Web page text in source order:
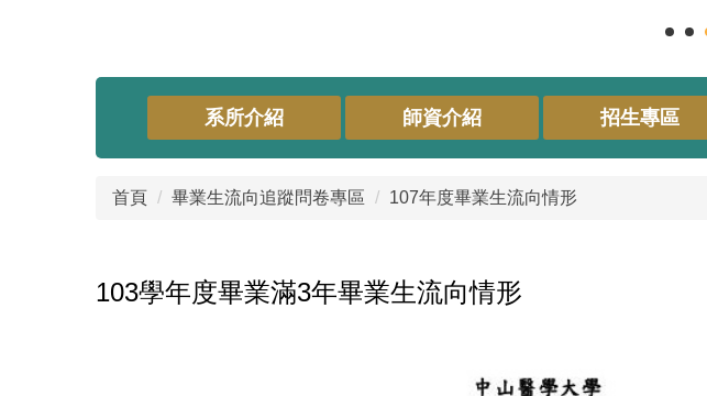
系所介紹 師資介紹 招生專區
首頁 畢業生流向追蹤問卷專區 107年度畢業生流向情形
103學年度畢業滿3年畢業生流向情形